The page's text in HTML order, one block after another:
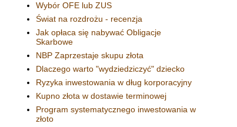
Wybór OFE lub ZUS
Świat na rozdrożu - recenzja
Jak opłaca się nabywać Obligacje
Skarbowe
NBP Zaprzestaje skupu złota
Dlaczego warto "wydziedziczyć" dziecko
Ryzyka inwestowania w dług korporacyjny
Kupno złota w dostawie terminowej
Program systematycznego inwestowania w
złoto